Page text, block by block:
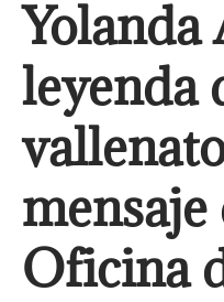
Yolanda
leyenda
mensaje
Oficina